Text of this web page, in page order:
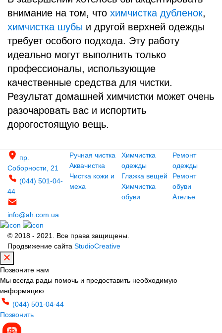
внимание на том, что химчистка дубленок,
химчистка шубы и другой верхней одежды
требует особого подхода. Эту работу
идеально могут выполнить только
профессионалы, использующие
качественные средства для чистки.
Результат домашней химчистки может очень
разочаровать вас и испортить
дорогостоящую вещь.
пр.
Соборности, 21
(044) 501-04-
44
info@ah.com.ua
Ручная чистка
Аквачистка
Чистка кожи и
меха
Химчистка
одежды
Глажка вещей
Химчистка
обуви
Ремонт
одежды
Ремонт
обуви
Ателье
© 2018 - 2021. Все права защищены.
Продвижение сайта StudioCreative
Позвоните нам
Мы всегда рады помочь и предоставить необходимую
информацию.
(044) 501-04-44
Позвонить